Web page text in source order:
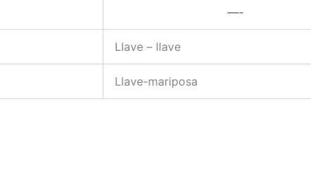
—-
Llave – llave
Llave-mariposa